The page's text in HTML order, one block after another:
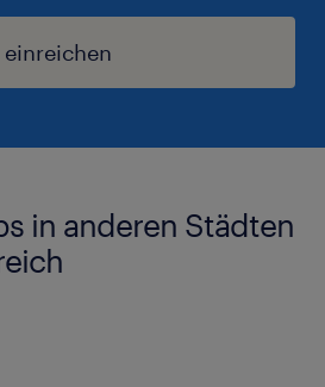
einreichen
in anderen Städten